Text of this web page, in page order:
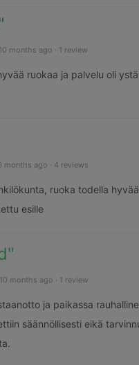
10 months ago · 1 review
ruokaa ja palvelu oli
months ago · 4 reviews
ruoka todella
esille
"
10 months ago · 1 review
ja paikassa
säännöllisesti eikä